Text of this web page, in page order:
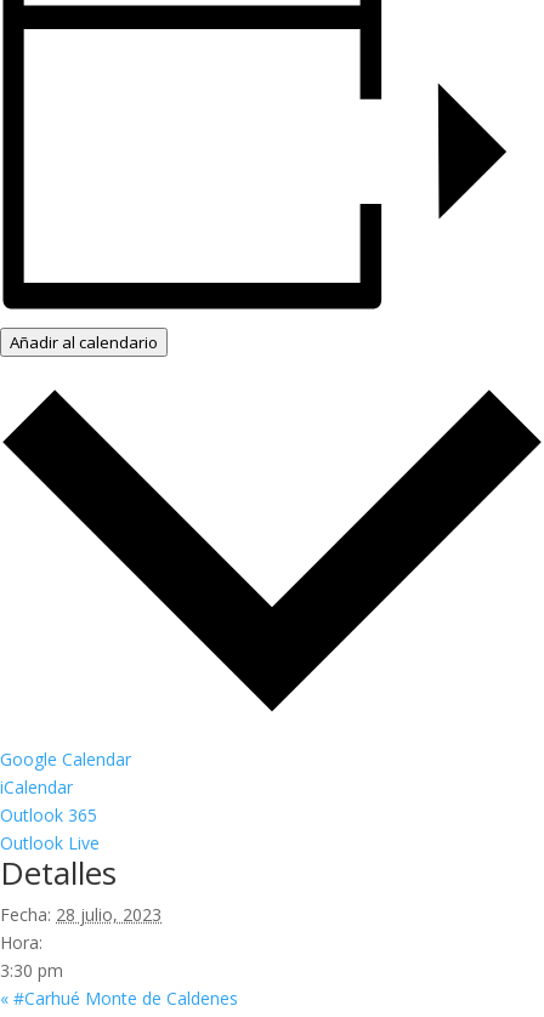
Añadir al calendario
Google Calendar
iCalendar
Outlook 365
Outlook Live
Detalles
Fecha: 28 julio, 2023
Hora:
3:30 pm
« #Carhué Monte de Caldenes